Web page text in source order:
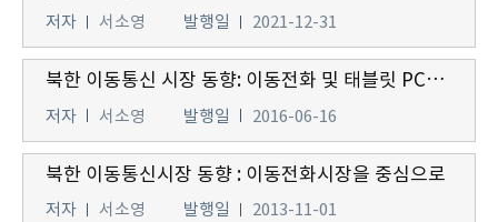
저자 서소영 발행일 2021-12-31
북한 이동통신 시장 동향: 이동전화 및 태블릿 PC를 중심으로
저자 서소영 발행일 2016-06-16
북한 이동통신시장 동향 : 이동전화시장을 중심으로
저자 서소영 발행일 2013-11-01